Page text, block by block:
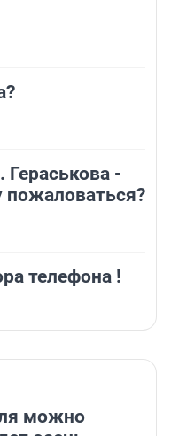
-
пожаловаться?
телефона !
можно